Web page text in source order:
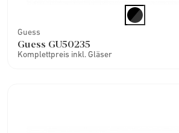
Guess
Guess GU50235
Komplettpreis inkl. Gläser